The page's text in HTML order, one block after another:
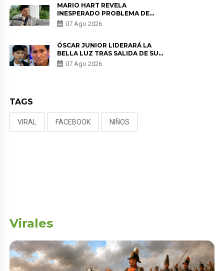
MARIO HART REVELA
INESPERADO PROBLEMA DE
SALUD ANTES DE SEPARARSE DE
KORINA: “ME ENCONTRARON UN
07 Ago 2026
ÓSCAR JUNIOR LIDERARÁ LA
BELLA LUZ TRAS SALIDA DE SU
PADRE POR POLÉMICA CON
NALDY SALDAÑA
07 Ago 2026
TAGS
VIRAL FACEBOOK NIÑOS
Virales